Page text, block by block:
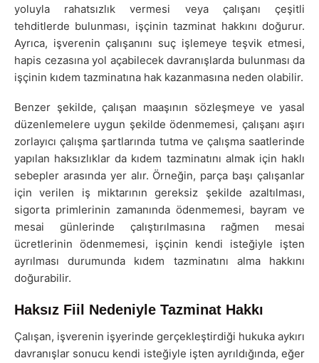
yoluyla rahatsızlık vermesi veya çalışanı çeşitli
tehditlerde bulunması, işçinin tazminat hakkını doğurur.
Ayrıca, işverenin çalışanını suç işlemeye teşvik etmesi,
hapis cezasına yol açabilecek davranışlarda bulunması da
işçinin kıdem tazminatına hak kazanmasına neden olabilir.
Benzer şekilde, çalışan maaşının sözleşmeye ve yasal
düzenlemelere uygun şekilde ödenmemesi, çalışanı aşırı
zorlayıcı çalışma şartlarında tutma ve çalışma saatlerinde
yapılan haksızlıklar da kıdem tazminatını almak için haklı
sebepler arasında yer alır. Örneğin, parça başı çalışanlar
için verilen iş miktarının gereksiz şekilde azaltılması,
sigorta primlerinin zamanında ödenmemesi, bayram ve
mesai günlerinde çalıştırılmasına rağmen mesai
ücretlerinin ödenmemesi, işçinin kendi isteğiyle işten
ayrılması durumunda kıdem tazminatını alma hakkını
doğurabilir.
Haksız Fiil Nedeniyle Tazminat Hakkı
Çalışan, işverenin işyerinde gerçekleştirdiği hukuka aykırı
davranışlar sonucu kendi isteğiyle işten ayrıldığında, eğer